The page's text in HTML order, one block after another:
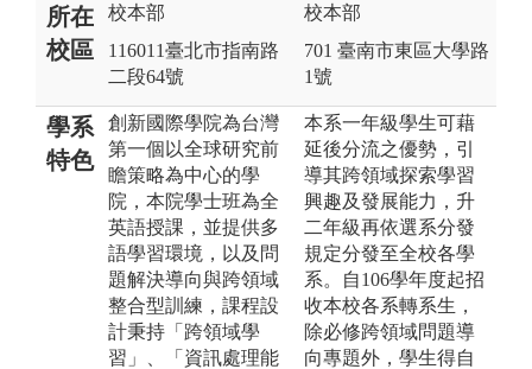
所在
校區
校本部
116011臺北市指南路
二段64號
校本部
701 臺南市東區大學路
1號
學系
特色
創新國際學院為台灣
第一個以全球研究前
瞻策略為中心的學
院，本院學士班為全
英語授課，並提供多
語學習環境，以及問
題解決導向與跨領域
整合型訓練，課程設
計秉持「跨領域學
習」、「資訊處理能
本系一年級學生可藉
延後分流之優勢，引
導其跨領域探索學習
興趣及發展能力，升
二年級再依選系分發
規定分發至全校各學
系。自106學年度起招
收本校各系轉系生，
除必修跨領域問題導
向專題外，學生得自